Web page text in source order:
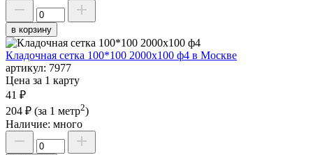
в корзину
Кладочная сетка 100*100 2000х100 ф4 в Москве
артикул: 7977
Цена за 1 карту
41 ₽
204 ₽ (за 1 метр2)
Наличие: много